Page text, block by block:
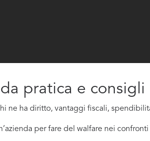
pratica e consigli
ne ha diritto, vantaggi fiscali,
per fare del walfare nei